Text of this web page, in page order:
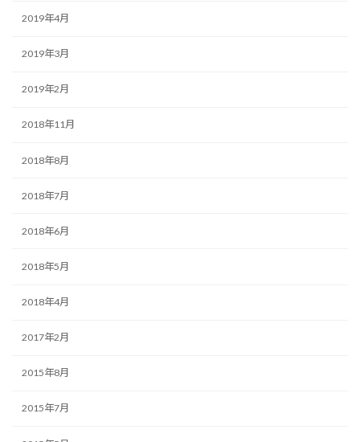
2019年4月
2019年3月
2019年2月
2018年11月
2018年8月
2018年7月
2018年6月
2018年5月
2018年4月
2017年2月
2015年8月
2015年7月